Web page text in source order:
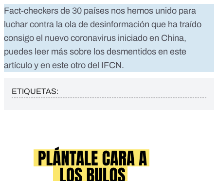
Fact-checkers de 30 países nos hemos unido para
luchar contra la ola de desinformación que ha traído
consigo el nuevo coronavirus iniciado en China,
puedes leer más sobre los desmentidos en este
artículo y en este otro del IFCN.
ETIQUETAS: